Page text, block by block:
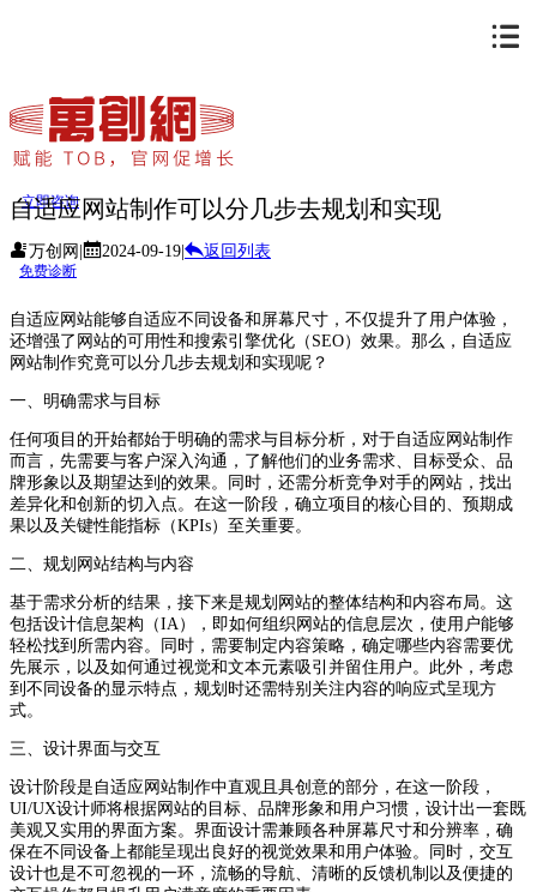
立即咨询
免费诊断
自适应网站制作可以分几步去规划和实现
万创网 2024-09-19 返回列表
自适应网站能够自适应不同设备和屏幕尺寸，不仅提升了用户体验，
还增强了网站的可用性和搜索引擎优化（SEO）效果。那么，自适应
网站制作究竟可以分几步去规划和实现呢？
一、明确需求与目标
任何项目的开始都始于明确的需求与目标分析，对于自适应网站制作
而言，先需要与客户深入沟通，了解他们的业务需求、目标受众、品
牌形象以及期望达到的效果。同时，还需分析竞争对手的网站，找出
差异化和创新的切入点。在这一阶段，确立项目的核心目的、预期成
果以及关键性能指标（KPIs）至关重要。
二、规划网站结构与内容
基于需求分析的结果，接下来是规划网站的整体结构和内容布局。这
包括设计信息架构（IA），即如何组织网站的信息层次，使用户能够
轻松找到所需内容。同时，需要制定内容策略，确定哪些内容需要优
先展示，以及如何通过视觉和文本元素吸引并留住用户。此外，考虑
到不同设备的显示特点，规划时还需特别关注内容的响应式呈现方
式。
三、设计界面与交互
设计阶段是自适应网站制作中直观且具创意的部分，在这一阶段，
UI/UX设计师将根据网站的目标、品牌形象和用户习惯，设计出一套既
美观又实用的界面方案。界面设计需兼顾各种屏幕尺寸和分辨率，确
保在不同设备上都能呈现出良好的视觉效果和用户体验。同时，交互
设计也是不可忽视的一环，流畅的导航、清晰的反馈机制以及便捷的